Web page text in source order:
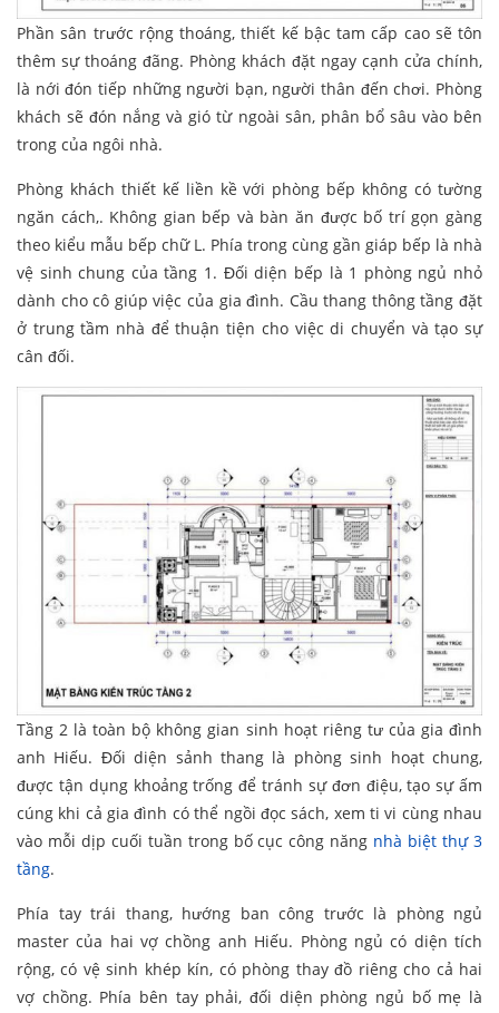
Phần sân trước rộng thoáng, thiết kế bậc tam cấp cao sẽ tôn
thêm sự thoáng đãng. Phòng khách đặt ngay cạnh cửa chính,
là nới đón tiếp những người bạn, người thân đến chơi. Phòng
khách sẽ đón nắng và gió từ ngoài sân, phân bổ sâu vào bên
trong của ngôi nhà.
Phòng khách thiết kế liền kề với phòng bếp không có tường
ngăn cách,. Không gian bếp và bàn ăn được bố trí gọn gàng
theo kiểu mẫu bếp chữ L. Phía trong cùng gần giáp bếp là nhà
vệ sinh chung của tầng 1. Đối diện bếp là 1 phòng ngủ nhỏ
dành cho cô giúp việc của gia đình. Cầu thang thông tầng đặt
ở trung tầm nhà để thuận tiện cho việc di chuyển và tạo sự
cân đối.
Tầng 2 là toàn bộ không gian sinh hoạt riêng tư của gia đình
anh Hiếu. Đối diện sảnh thang là phòng sinh hoạt chung,
được tận dụng khoảng trống để tránh sự đơn điệu, tạo sự ấm
cúng khi cả gia đình có thể ngồi đọc sách, xem ti vi cùng nhau
vào mỗi dịp cuối tuần trong bố cục công năng nhà biệt thự 3
tầng.
Phía tay trái thang, hướng ban công trước là phòng ngủ
master của hai vợ chồng anh Hiếu. Phòng ngủ có diện tích
rộng, có vệ sinh khép kín, có phòng thay đồ riêng cho cả hai
vợ chồng. Phía bên tay phải, đối diện phòng ngủ bố mẹ là